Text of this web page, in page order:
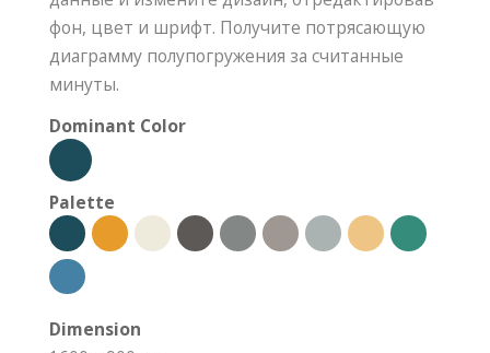
фон, цвет и шрифт. Получите потрясающую
диаграмму полупогружения за считанные
минуты.
Dominant Color
Palette
Dimension